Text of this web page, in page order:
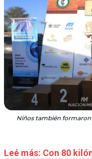
Niños también
Leé más: Con 80